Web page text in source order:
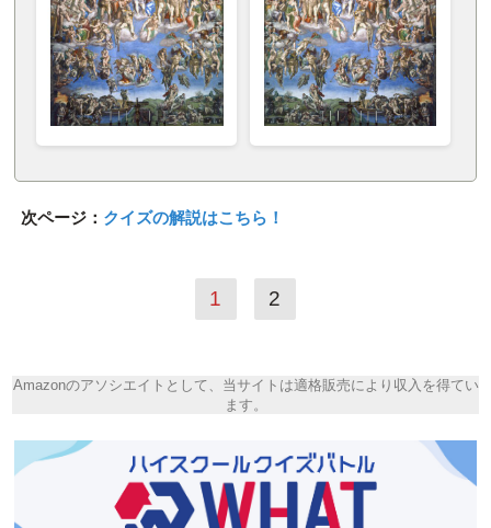
次ページ： クイズの解説はこちら！
1 2
Amazonのアソシエイトとして、当サイトは適格販売により収入を得てい
ます。